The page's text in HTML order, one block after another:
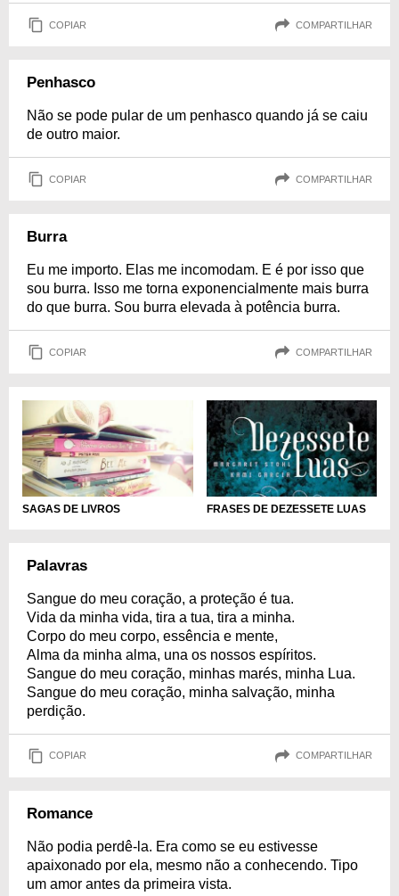
COPIAR COMPARTILHAR
Penhasco
Não se pode pular de um penhasco quando já se caiu
de outro maior.
COPIAR COMPARTILHAR
Burra
Eu me importo. Elas me incomodam. E é por isso que
sou burra. Isso me torna exponencialmente mais burra
do que burra. Sou burra elevada à potência burra.
COPIAR COMPARTILHAR
SAGAS DE LIVROS FRASES DE DEZESSETE LUAS
Palavras
Sangue do meu coração, a proteção é tua.
Vida da minha vida, tira a tua, tira a minha.
Corpo do meu corpo, essência e mente,
Alma da minha alma, una os nossos espíritos.
Sangue do meu coração, minhas marés, minha Lua.
Sangue do meu coração, minha salvação, minha
perdição.
COPIAR COMPARTILHAR
Romance
Não podia perdê-la. Era como se eu estivesse
apaixonado por ela, mesmo não a conhecendo. Tipo
um amor antes da primeira vista.